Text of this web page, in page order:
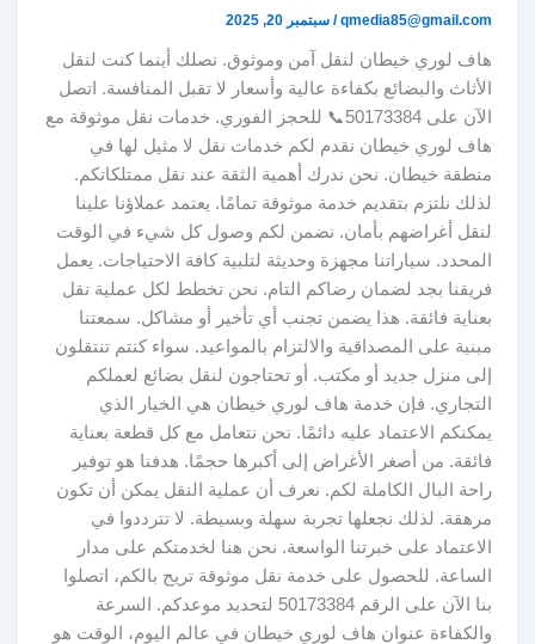
qmedia85@gmail.com
/سبتمبر 20, 2025
هاف لوري خيطان لنقل آمن وموثوق. نصلك أينما كنت لنقل
الأثاث والبضائع بكفاءة عالية وأسعار لا تقبل المنافسة. اتصل
الآن على 50173384📞 للحجز الفوري. خدمات نقل موثوقة مع
هاف لوري خيطان نقدم لكم خدمات نقل لا مثيل لها في
منطقة خيطان. نحن ندرك أهمية الثقة عند نقل ممتلكاتكم.
لذلك نلتزم بتقديم خدمة موثوقة تمامًا. يعتمد عملاؤنا علينا
لنقل أغراضهم بأمان. نضمن لكم وصول كل شيء في الوقت
المحدد. سياراتنا مجهزة وحديثة لتلبية كافة الاحتياجات. يعمل
فريقنا بجد لضمان رضاكم التام. نحن نخطط لكل عملية نقل
بعناية فائقة. هذا يضمن تجنب أي تأخير أو مشاكل. سمعتنا
مبنية على المصداقية والالتزام بالمواعيد. سواء كنتم تنتقلون
إلى منزل جديد أو مكتب. أو تحتاجون لنقل بضائع لعملكم
التجاري. فإن خدمة هاف لوري خيطان هي الخيار الذي
يمكنكم الاعتماد عليه دائمًا. نحن نتعامل مع كل قطعة بعناية
فائقة. من أصغر الأغراض إلى أكبرها حجمًا. هدفنا هو توفير
راحة البال الكاملة لكم. نعرف أن عملية النقل يمكن أن تكون
مرهقة. لذلك نجعلها تجربة سهلة وبسيطة. لا تترددوا في
الاعتماد على خبرتنا الواسعة. نحن هنا لخدمتكم على مدار
الساعة. للحصول على خدمة نقل موثوقة تريح بالكم، اتصلوا
بنا الآن على الرقم 50173384 لتحديد موعدكم. السرعة
والكفاءة عنوان هاف لوري خيطان في عالم اليوم، الوقت هو